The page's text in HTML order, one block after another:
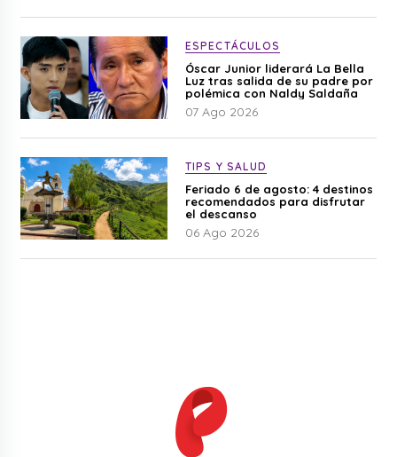
ESPECTÁCULOS
Óscar Junior liderará La Bella
Luz tras salida de su padre por
polémica con Naldy Saldaña
07 Ago 2026
TIPS Y SALUD
Feriado 6 de agosto: 4 destinos
recomendados para disfrutar
el descanso
06 Ago 2026